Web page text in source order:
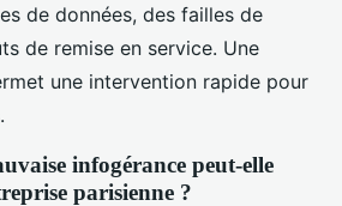
de données, des failles de
de remise en service. Une
une intervention rapide pour
infogérance peut-elle
parisienne ?